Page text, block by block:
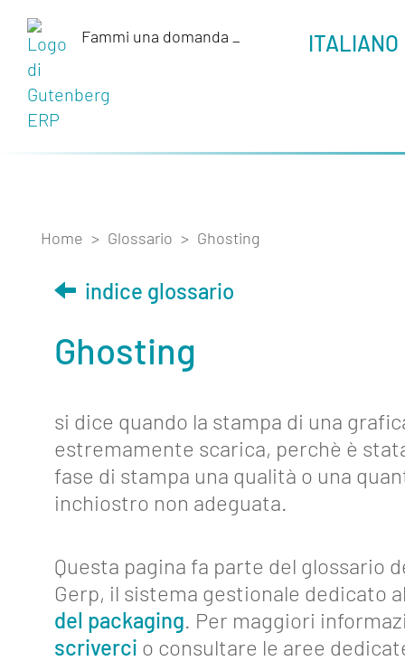
About
Funzionalità
Strumenti
Collegamenti
Industria
4.0
Eventi
Fammi una domanda _ ITALIANO
Home > Glossario > Ghosting
indice glossario
Ghosting
si dice quando la stampa di una
estremamente scarica, perchè è
fase di stampa una qualità o una
inchiostro non adeguata.
Questa pagina fa parte del glossario
Gerp, il sistema gestionale dedicato
del packaging. Per maggiori
scriverci o consultare le aree